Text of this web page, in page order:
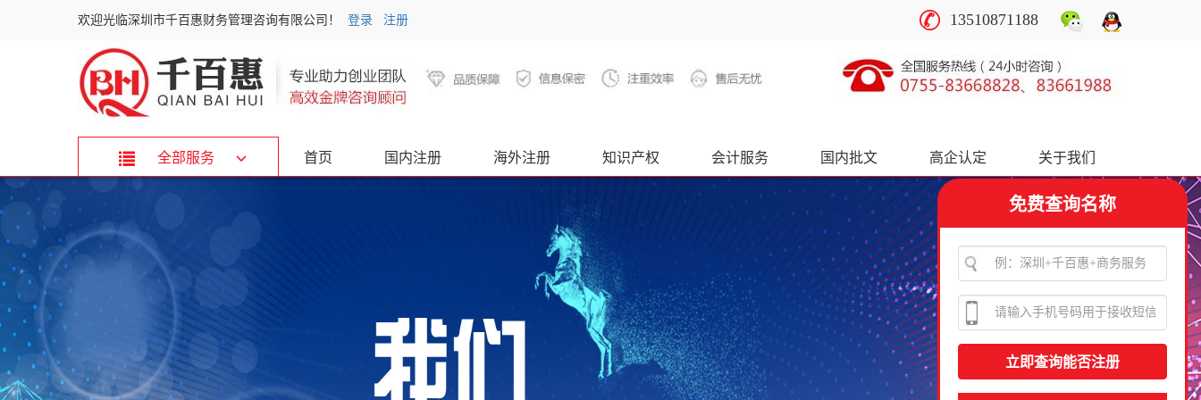
欢迎光临深圳市千百惠财务管理咨询有限公司！ 登录 注册 13510871188
首页 国内注册 海外注册 知识产权 会计服务 国内批文 高企认定 关于我们
免费查询名称
全部服务